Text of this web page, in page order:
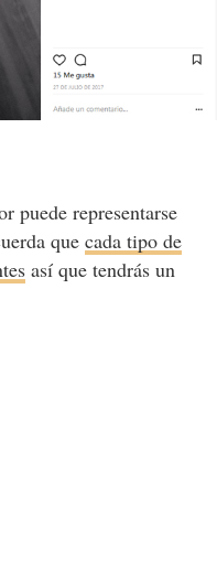
puede representarse
que cada tipo de
así que tendrás un